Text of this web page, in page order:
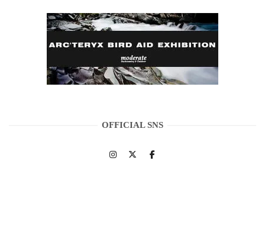
OFFICIAL SNS